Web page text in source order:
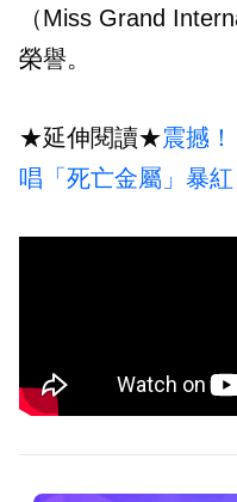
（Miss Grand
榮譽。
★延伸閱讀★震撼
唱「死亡金屬」暴紅